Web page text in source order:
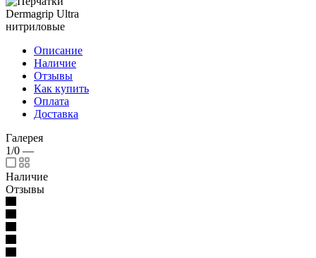
Описание
Наличие
Отзывы
Как купить
Оплата
Доставка
Галерея
1/0 —
Наличие
Отзывы